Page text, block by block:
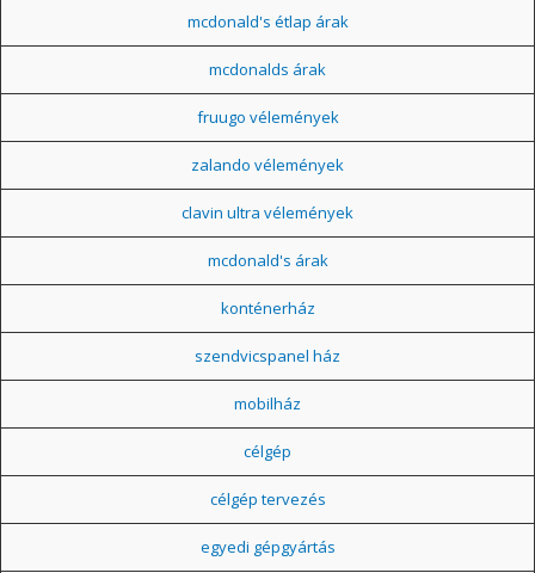
mcdonald's étlap árak
mcdonalds árak
fruugo vélemények
zalando vélemények
clavin ultra vélemények
mcdonald's árak
konténerház
szendvicspanel ház
mobilház
célgép
célgép tervezés
egyedi gépgyártás